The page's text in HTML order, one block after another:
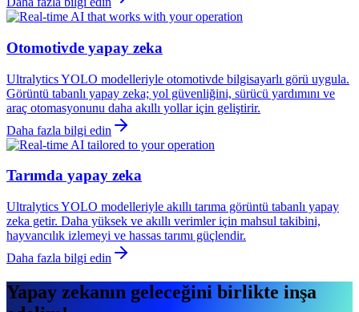
Otomotivde yapay zeka
Ultralytics YOLO modelleriyle otomotivde bilgisayarlı görü uygula.
Görüntü tabanlı yapay zeka; yol güvenliğini, sürücü yardımını ve
araç otomasyonunu daha akıllı yollar için geliştirir.
Daha fazla bilgi edin
Tarımda yapay zeka
Ultralytics YOLO modelleriyle akıllı tarıma görüntü tabanlı yapay
zeka getir. Daha yüksek ve akıllı verimler için mahsul takibini,
hayvancılık izlemeyi ve hassas tarımı güçlendir.
Daha fazla bilgi edin
Yapay zekanın geleceğini birlikte inşa